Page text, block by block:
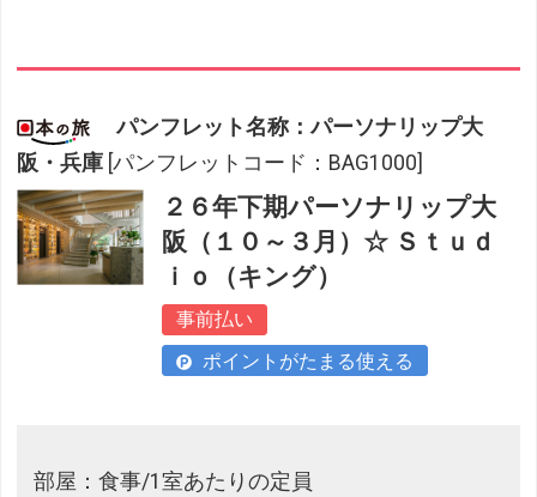
パンフレット名称：パーソナリップ大
阪・兵庫 [パンフレットコード：BAG1000]
２６年下期パーソナリップ大
阪（１０～３月）☆ Ｓｔｕｄ
ｉｏ（キング）
事前払い
ポイントがたまる使える
部屋：食事/1室あたりの定員